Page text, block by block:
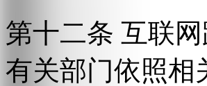
第十二条 互联
有关部门依照相